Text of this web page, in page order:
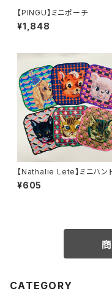
【PINGU】ミニポーチ
¥1,848
【Nathalie Lete】ミニハン
オル
¥605
CATEGORY